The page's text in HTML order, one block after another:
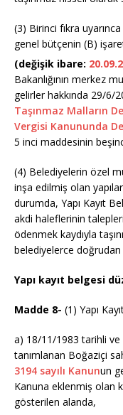
(3) Birinci fıkra
genel bütçenin (B)
(değişik ibare:
Bakanlığının merkez
gelirler hakkında 29/6/
Taşınmaz Malların
Vergisi Kanununda
5 inci maddesinin
(4) Belediyelerin özel
inşa edilmiş olan
durumda, Yapı Kayıt
akdi haleflerinin
ödenmek kaydıyla
belediyelerce doğrudan
Yapı kayıt belgesi
Madde 8- (1) Yapı
a) 18/11/1983 tarihli ve
tanımlanan Boğaziçi
3194 sayılı Kanunun
Kanuna eklenmiş olan
gösterilen alanda,